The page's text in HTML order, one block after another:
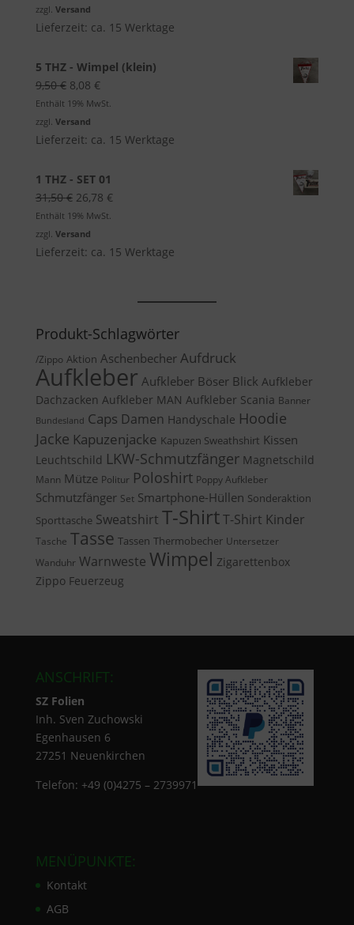
war:
13,50 €11,48 €.
zzgl. Versand
Lieferzeit: ca. 15 Werktage
5 THZ - Wimpel (klein)
9,50€ Ursprünglicher
Preis
war:
9,50 €
8,08 €Aktueller
Preis
8,08 €.
Enthält 19% MwSt.
zzgl. Versand
Lieferzeit: ca. 15 Werktage
1 THZ - SET 01
31,50€ Ursprünglicher
Preis
war:
31,50 €
26,78 €Aktueller
26,78 €.
Enthält 19% MwSt.
zzgl. Versand
Lieferzeit: ca. 15 Werktage
Produkt-Schlagwörter
/Zippo Aktion Aschenbecher Aufdruck
Aufkleber Aufkleber Böser Blick Aufkleber
Dachzacken Aufkleber MAN Aufkleber Scania Banner
Bundesland Caps Damen Handyschale Hoodie
Jacke Kapuzenjacke Kapuzen Sweathshirt Kissen
Leuchtschild LKW-Schmutzfänger Magnetschild
Mann Mütze Politur Poloshirt Poppy Aufkleber
Schmutzfänger Set Smartphone-Hüllen Sonderaktion
Sporttasche Sweatshirt T-ShirtT-Shirt Kinder
Tasche Tasse Tassen Thermobecher Untersetzer
Wanduhr Warnweste Wimpel Zigarettenbox
Zippo Feuerzeug
ANSCHRIFT:
SZ Folien
Inh. Sven Zuchowski
Egenhausen 6
27251 Neuenkirchen
Telefon: +49 (0)4275 – 2739971
MENÜPUNKTE:
Kontakt
AGB